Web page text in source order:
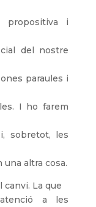
propositiva i
del nostre
paraules i
I ho farem
sobretot, les
altra cosa.
canvi. La que
a les